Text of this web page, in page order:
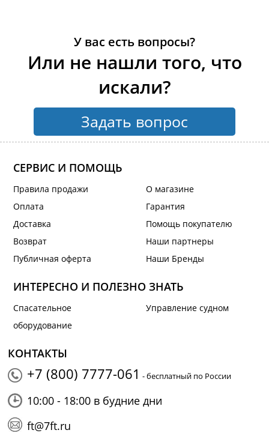
У вас есть вопросы?
Или не нашли того, что
искали?
Задать вопрос
СЕРВИС И ПОМОЩЬ
Правила продажи
Оплата
Доставка
Возврат
Публичная оферта
О магазине
Гарантия
Помощь покупателю
Наши партнеры
Наши Бренды
ИНТЕРЕСНО И ПОЛЕЗНО ЗНАТЬ
Спасательное
оборудование
Управление судном
КОНТАКТЫ
+7 (800) 7777-061 - бесплатный по России
10:00 - 18:00 в будние дни
ft@7ft.ru